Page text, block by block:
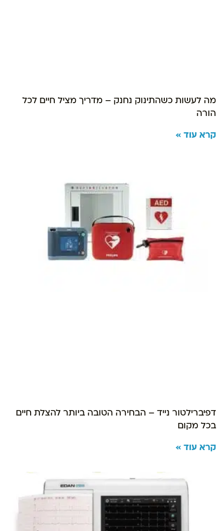
מה לעשות כשהתינוק נחנק – מדריך מציל חיים לכל
הורה
קרא עוד »
דפיברילטור נייד – הבחירה הטובה ביותר להצלת חיים
בכל מקום
קרא עוד »